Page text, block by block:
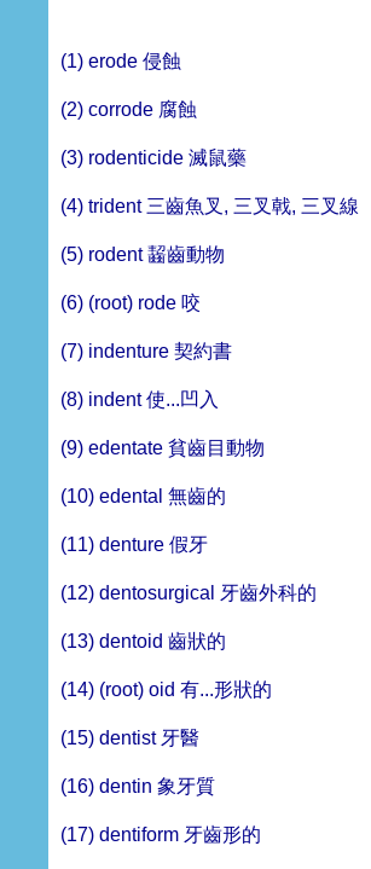
(1) erode 侵蝕
(2) corrode 腐蝕
(3) rodenticide 滅鼠藥
(4) trident 三齒魚叉, 三叉戟, 三叉線
(5) rodent 齧齒動物
(6) (root) rode 咬
(7) indenture 契約書
(8) indent 使...凹入
(9) edentate 貧齒目動物
(10) edental 無齒的
(11) denture 假牙
(12) dentosurgical 牙齒外科的
(13) dentoid 齒狀的
(14) (root) oid 有...形狀的
(15) dentist 牙醫
(16) dentin 象牙質
(17) dentiform 牙齒形的